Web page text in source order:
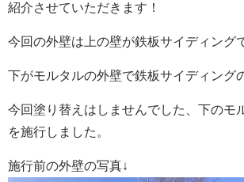
紹介させていただきます！
今回の外壁は上の壁が鉄板サイディング
下がモルタルの外壁で鉄板サイディング
今回塗り替えはしませんでした、下のモ
を施行しました。
施行前の外壁の写真↓